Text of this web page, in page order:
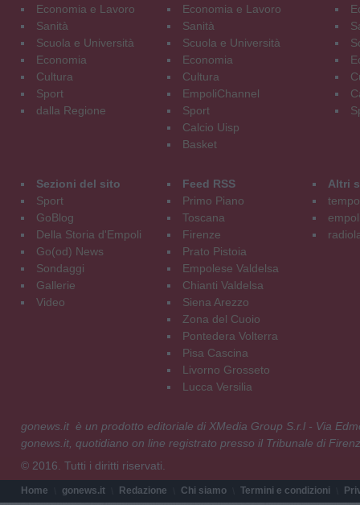
Economia e Lavoro
Sanità
Scuola e Università
Economia
Cultura
Sport
dalla Regione
Economia e Lavoro
Sanità
Scuola e Università
Economia
Cultura
EmpoliChannel
Sport
Calcio Uisp
Basket
Sezioni del sito
Sport
GoBlog
Della Storia d'Empoli
Go(od) News
Sondaggi
Gallerie
Video
Feed RSS
Primo Piano
Toscana
Firenze
Prato Pistoia
Empolese Valdelsa
Chianti Valdelsa
Siena Arezzo
Zona del Cuoio
Pontedera Volterra
Pisa Cascina
Livorno Grosseto
Lucca Versilia
Altri
gonews.it è un prodotto editoriale di XMedia Group S.r.l - Via
gonews.it, quotidiano on line registrato presso il Tribunale di
© 2016. Tutti i diritti riservati.
Home gonews.it Redazione Chi siamo Termini e condizioni